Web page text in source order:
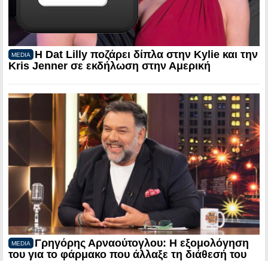
MEDIA
Η Dat Lilly ποζάρει δίπλα στην Kylie και την
Kris Jenner σε εκδήλωση στην Αμερική
MEDIA
Γρηγόρης Αρναούτογλου: Η εξομολόγηση
του για το φάρμακο που άλλαξε τη διάθεσή του